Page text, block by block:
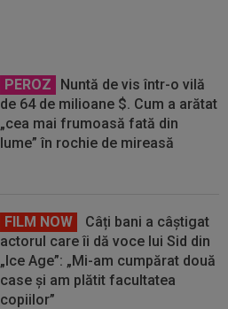
PEROZ
Nuntă de vis într-o vilă
de 64 de milioane $. Cum a arătat
„cea mai frumoasă fată din
lume” în rochie de mireasă
FILM NOW
Câți bani a câștigat
actorul care îi dă voce lui Sid din
„Ice Age”: „Mi-am cumpărat două
case și am plătit facultatea
copiilor”